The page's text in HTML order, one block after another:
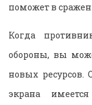
поможет в
Когда
обороны, вы
новых ресурсов.
экрана